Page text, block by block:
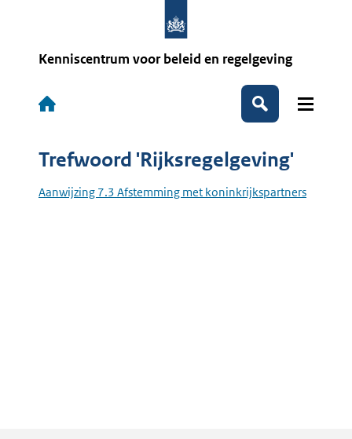
Kenniscentrum voor beleid en regelgeving
Hoofdnavigatie
Zoeken
Trefwoord 'Rijksregelgeving'
Aanwijzing 7.3 Afstemming met koninkrijkspartners